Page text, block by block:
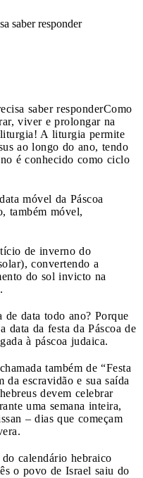
saber responder
saber responderComo
viver e prolongar na
A liturgia permite
ao longo do ano, tendo
é conhecido como ciclo
móvel da Páscoa
também móvel,
de inverno do
convertendo a
do sol invicto na
de data todo ano? Porque
data da festa da Páscoa de
à páscoa judaica.
também de “Festa
escravidão e sua saída
devem celebrar
uma semana inteira,
– dias que começam
calendário hebraico
o povo de Israel saiu do